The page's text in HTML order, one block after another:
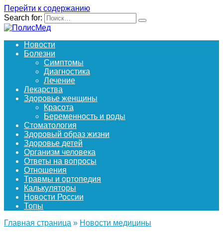
Перейти к содержанию
Search for:
Новости
Болезни
Симптомы
Диагностика
Лечение
Лекарства
Здоровье женщины
Красота
Беременность и роды
Стоматология
Здоровый образ жизни
Здоровье детей
Организм человека
Ответы на вопросы
Отношения
Травмы и ортопедия
Калькуляторы
Новости России
Топы
Главная страница » Новости медицины